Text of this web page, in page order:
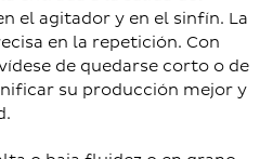
el agitador y en el sinfín. La
en la repetición. Con
de quedarse corto o de
su producción mejor y